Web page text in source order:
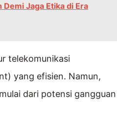
Jaga Etika di Era
telekomunikasi
yang efisien. Namun,
dari potensi gangguan